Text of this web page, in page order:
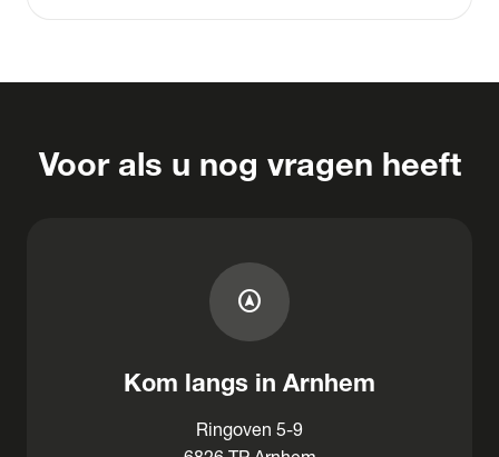
Voor als u nog vragen heeft
assistant_navigation
Kom langs in Arnhem
Ringoven 5-9